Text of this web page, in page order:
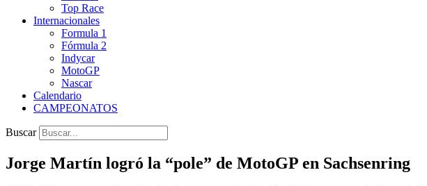
Top Race
Internacionales
Formula 1
Fórmula 2
Indycar
MotoGP
Nascar
Calendario
CAMPEONATOS
Buscar
Jorge Martín logró la “pole” de MotoGP en Sachsenring